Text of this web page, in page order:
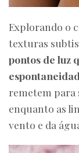
Explorando o
texturas
pontos de luz
remetem para
enquanto as
vento e da